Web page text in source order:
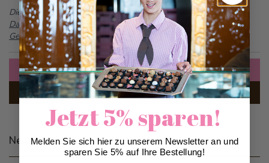
Dieses Formular ist durch reCAPTCHA geschützt -Google
Datenschutzbestimmungenund
Allgemeine
Geschäftsbedingungen
Anmelden
Passwort vergessen?
Neue Kunden
Jetzt 5% sparen!
Melden Sie sich hier zu unserem Newsletter an und
sparen Sie 5% auf Ihre Bestellung!